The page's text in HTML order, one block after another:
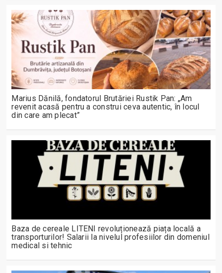
Marius Dănilă, fondatorul Brutăriei Rustik Pan: „Am
revenit acasă pentru a construi ceva autentic, în locul
din care am plecat”
Baza de cereale LITENI revoluționează piața locală a
transporturilor! Salarii la nivelul profesiilor din domeniul
medical si tehnic